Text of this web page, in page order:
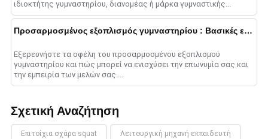
ιδιοκτήτης γυμναστηρίου, διανομέας ή μάρκα γυμναστικής...
Προσαρμοσμένος εξοπλισμός γυμναστηρίου : Βασικές ερωτήσεις που απαντήθηκαν
Εξερευνήστε τα οφέλη του προσαρμοσμένου εξοπλισμού
γυμναστηρίου και πώς μπορεί να ενισχύσει την επωνυμία σας και
την εμπειρία των μελών σας....
Σχετική Αναζήτηση
Επιτοίχια σχάρα squat Λειτουργική μηχανή εκπαιδευτή